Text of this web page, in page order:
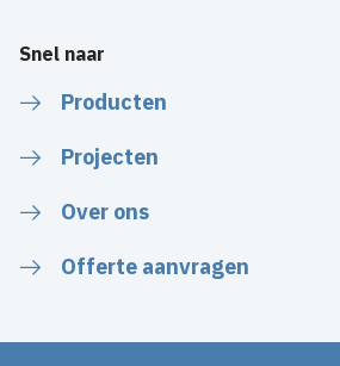
Snel naar
Producten
Projecten
Over ons
Offerte aanvragen